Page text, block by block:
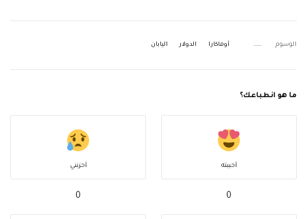
الوسوم أوماكارا الدولار اليابان
ما هو انطباعك؟
أحببته
0
أحزنني
0